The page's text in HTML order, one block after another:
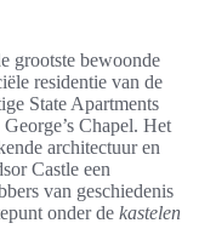
grootste bewoonde
residentie van de
State Apartments
Chapel. Het
architectuur en
Castle een
van geschiedenis
onder de kastelen